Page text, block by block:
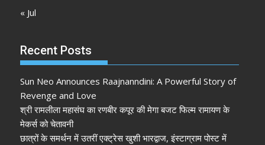
« Jul
Recent Posts
Sun Neo Announces Raajnanndini: A Powerful Story of
Revenge and Love
श्री रामलीला महासंघ का रणबीर कपूर की मेगा बजट फिल्म रामायण के
मेकर्स को चेतावनी
छात्रों के समर्थन में उतरीं एक्ट्रेस खुशी भारद्वाज, इंस्टाग्राम पोस्ट में